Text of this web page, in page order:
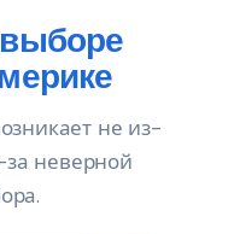
не из-
за неверной